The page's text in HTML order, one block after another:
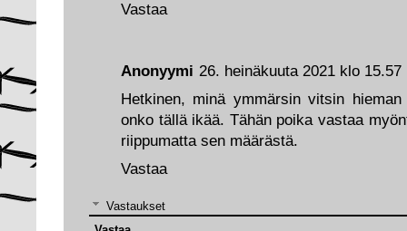
Anonyymi 26. heinäkuuta 2021 klo 15.57
Hetkinen, minä ymmärsin vitsin
onko tällä ikää. Tähän poika vastaa
riippumatta sen määrästä.
Vastaa
Vastaukset
Vastaa